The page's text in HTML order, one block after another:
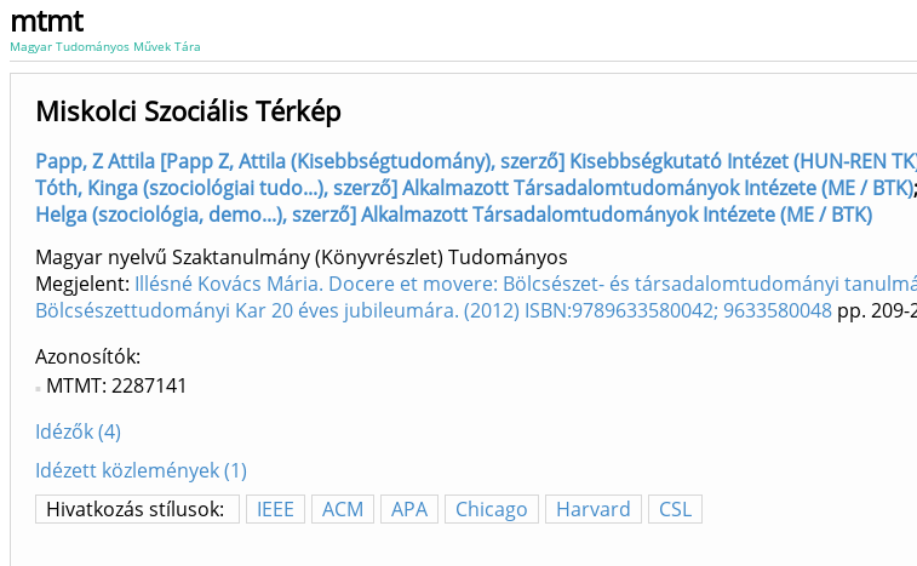
mtmt
Magyar Tudományos Művek Tára
Miskolci Szociális Térkép
Papp, Z Attila [Papp Z, Attila (Kisebbségtudomány), szerző] Kisebbségkutató Intézet (HUN-REN
Tóth, Kinga (szociológiai tudo...), szerző] Alkalmazott Társadalomtudományok Intézete (ME / BTK);
Helga (szociológia, demo...), szerző] Alkalmazott Társadalomtudományok Intézete (ME / BTK)
Magyar nyelvű Szaktanulmány (Könyvrészlet) Tudományos
Megjelent: Illésné Kovács Mária. Docere et movere: Bölcsészet- és társadalomtudományi
Bölcsészettudományi Kar 20 éves jubileumára. (2012) ISBN:9789633580042; 9633580048 pp. 209-
Azonosítók
MTMT: 2287141
Idézők (4)
Idézett közlemények (1)
Hivatkozás stílusok:
IEEE ACM APA Chicago Harvard CSL